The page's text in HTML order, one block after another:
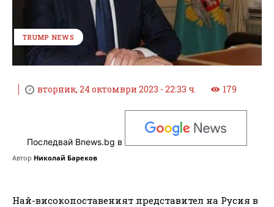
TRUMP NEWS
вторник, 24 октомври 2023 - 22:33 ч. 179
Последвай Bnews.bg в
Автор Николай Бареков
Най-високопоставеният представител на Русия в